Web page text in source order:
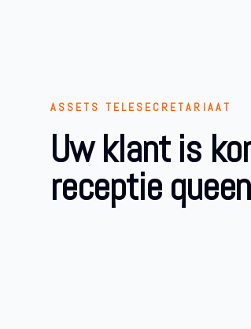
ASSETS TELESECRETARIAAT
Uw klant is
receptie